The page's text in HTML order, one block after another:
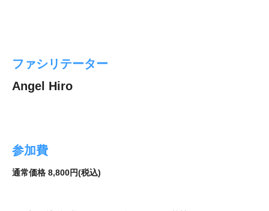
ファシリテーター
Angel Hiro
参加費
通常価格 8,800円(税込)